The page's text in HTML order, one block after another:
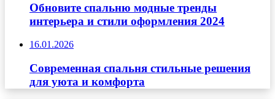
Обновите спальню модные тренды
интерьера и стили оформления 2024
16.01.2026
Современная спальня стильные решения
для уюта и комфорта